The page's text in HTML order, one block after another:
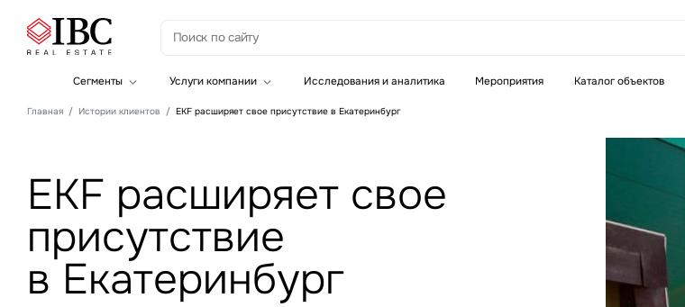
Сегменты
Складская недвижимость
Услуги компании
Земельные активы и девелопмент
Торговая недвижимость
Стратегический консалтинг
Оценка
Управление проектами строительства
Исследования и аналитика Мероприятия Каталог объектов
Главная Истории клиентов EKF расширяет свое присутствие в Екатеринбург
EKF расширяет свое
присутствие
в Екатеринбург
Заказать звонок
WhatsApp
Это обязательное
Введен неверный